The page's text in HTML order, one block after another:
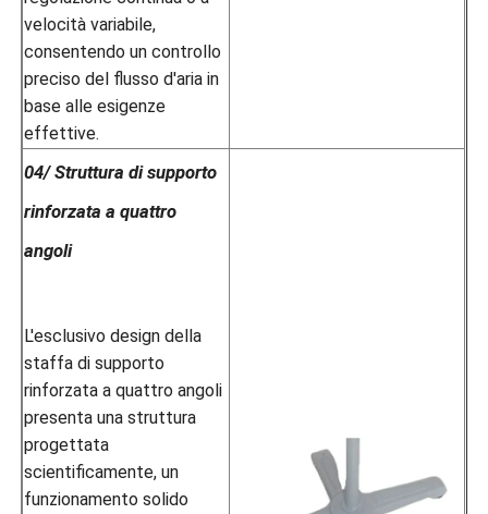
velocità variabile,
consentendo un controllo
preciso del flusso d'aria in
base alle esigenze
effettive.
04/ Struttura di supporto
rinforzata a quattro
angoli
L'esclusivo design della
staffa di supporto
rinforzata a quattro angoli
presenta una struttura
progettata
scientificamente, un
funzionamento solido